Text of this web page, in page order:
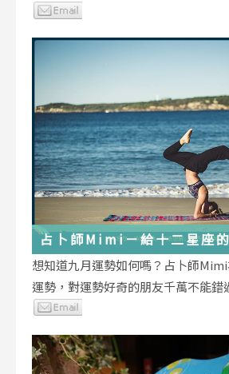
占卜師Mimi－給十二星座
運勢小叮嚀
想知道九月運勢如何嗎？占卜師
運勢，對運勢好奇的朋友千萬不能錯